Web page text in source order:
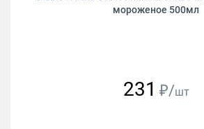
мороженое 500мл
231 ₽/шт